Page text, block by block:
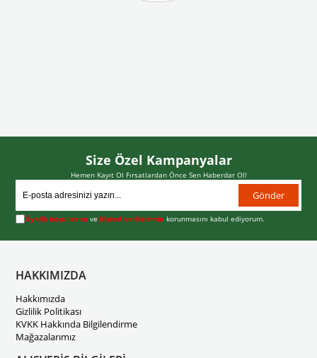
Size Özel Kampanyalar
Hemen Kayıt Ol Fırsatlardan Önce Sen Haberdar Ol!
Gönder
Üyelik koşullarını vekişisel verilerimin korunmasını kabul ediyorum.
HAKKIMIZDA
Hakkımızda
Gizlilik Politikası
KVKK Hakkında Bilgilendirme
Mağazalarımız